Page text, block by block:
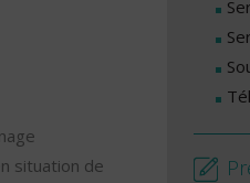
situation de